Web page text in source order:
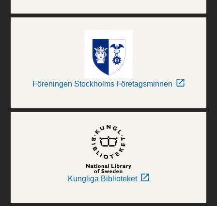
Föreningen Stockholms Företagsminnen
Kungliga Biblioteket